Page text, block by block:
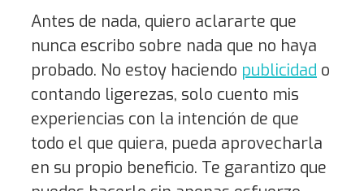
Antes de nada, quiero aclararte que
nunca escribo sobre nada que no haya
probado. No estoy haciendo publicidad o
contando ligerezas, solo cuento mis
experiencias con la intención de que
todo el que quiera, pueda aprovecharla
en su propio beneficio. Te garantizo que